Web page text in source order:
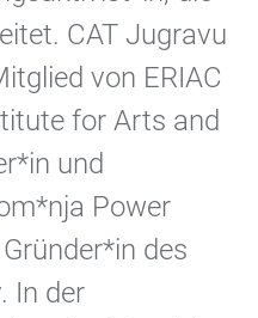
CAT Jugravu
von ERIAC
for Arts and
und
Power
des
In der